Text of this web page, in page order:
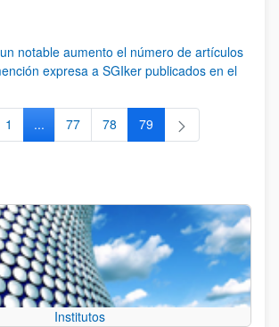
notable aumento el número de artículos
expresa a SGIker publicados en el
Página
1 ...Páginas intermedias Use TAB para
Página
77 Página
78 Página
79
Institutos